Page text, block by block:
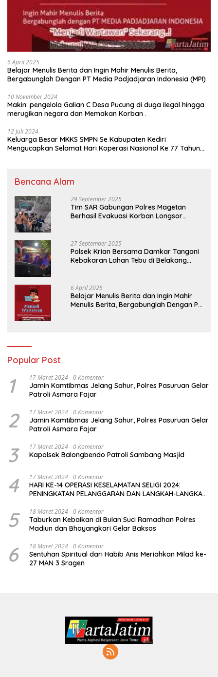
6 April 2025
Belajar Menulis Berita dan Ingin Mahir Menulis Berita,
Bergabunglah Dengan PT Media Padjadjaran Indonesia (MPI)
10 November 2024
Makin: pengelola Galian C Desa Pucung di duga ilegal hingga
merugikan negara dan Memakan Korban .
12 Juli 2024
Keluarga Besar MKKS SMPN Se Kabupaten Kediri
Mengucapkan Selamat Hari Koperasi Nasional Ke 77 Tahun
Bencana Alam
29 September 2025
Tim SAR Gabungan Polres Magetan
Berhasil Evakuasi Korban Longsor
27 September 2025
Polsek Krian Bersama Damkar Tangani
Kebakaran Lahan Tebu di Belakang
6 April 2025
Belajar Menulis Berita dan Ingin Mahir
Menulis Berita, Bergabunglah Dengan PT
Popular Post
1 17 Maret 2024 0 Komentar
Jamin Kamtibmas Jelang Sahur, Polres Pasuruan Gelar
Patroli Asmara Fajar
2 17 Maret 2024 0 Komentar
Jamin Kamtibmas Jelang Sahur, Polres Pasuruan Gelar
Patroli Asmara Fajar
3 17 Maret 2024 0 Komentar
Kapolsek Balongbendo Patroli Sambang Masjid
4 17 Maret 2024 0 Komentar
HARI KE-14 OPERASI KESELAMATAN SELIGI 2024:
PENINGKATAN PELANGGARAN DAN LANGKAH-LANGKAH
5 18 Maret 2024 0 Komentar
Taburkan Kebaikan di Bulan Suci Ramadhan Polres
Madiun dan Bhayangkari Gelar Baksos
6 18 Maret 2024 0 Komentar
Sentuhan Spiritual dari Habib Anis Meriahkan Milad ke-
27 MAN 3 Sragen